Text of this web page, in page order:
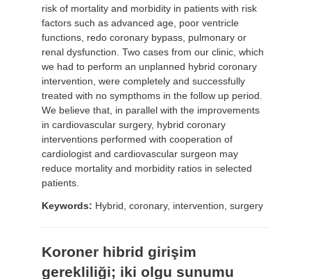
risk of mortality and morbidity in patients with risk
factors such as advanced age, poor ventricle
functions, redo coronary bypass, pulmonary or
renal dysfunction. Two cases from our clinic, which
we had to perform an unplanned hybrid coronary
intervention, were completely and successfully
treated with no sympthoms in the follow up period.
We believe that, in parallel with the improvements
in cardiovascular surgery, hybrid coronary
interventions performed with cooperation of
cardiologist and cardiovascular surgeon may
reduce mortality and morbidity ratios in selected
patients.
Keywords: Hybrid, coronary, intervention, surgery
Koroner hibrid girişim
gerekliliği; iki olgu sunumu